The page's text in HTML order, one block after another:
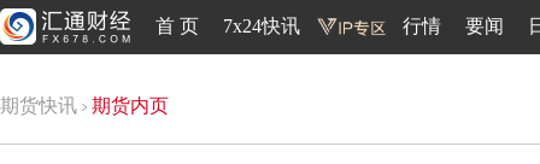
首 页 7x24快讯 行情 要闻
期货快讯 期货内页